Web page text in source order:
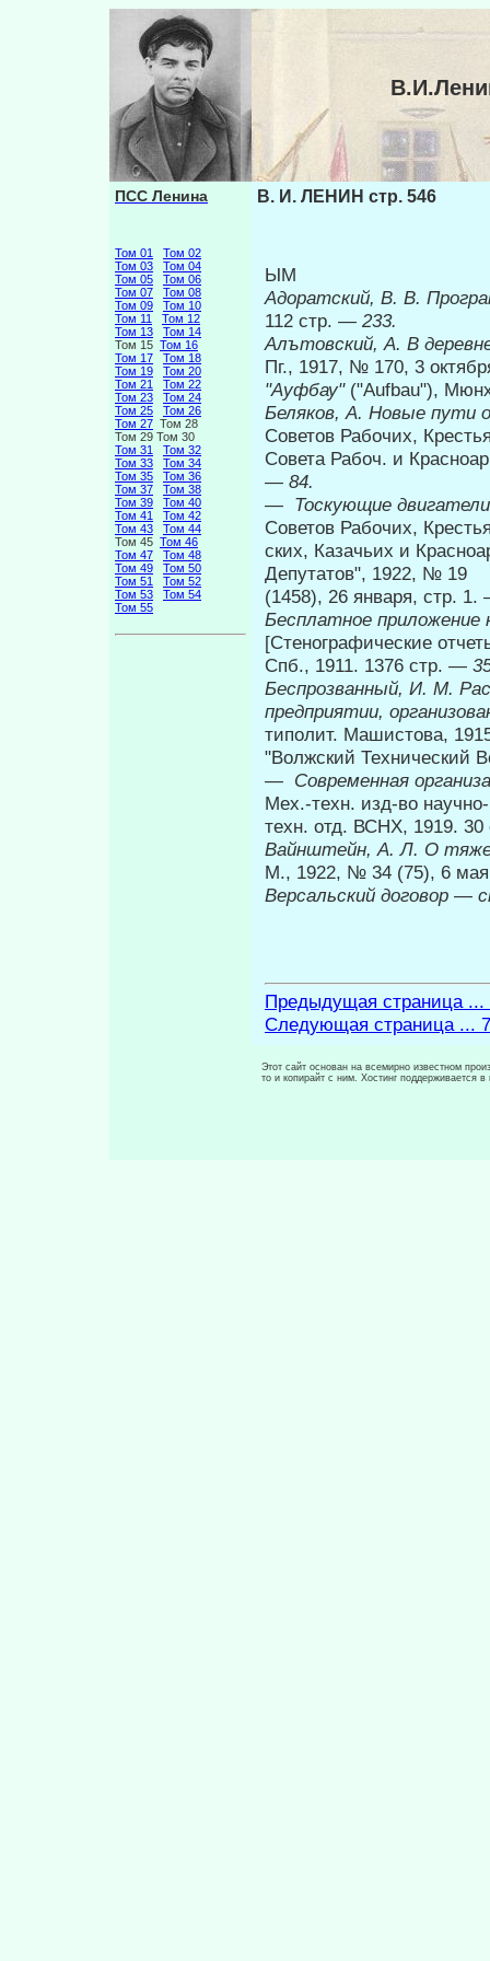
ПСС Ленина
Том 01
Том 02
Том 03
Том 04
Том 05
Том 06
Том 07
Том 08
Том 09
Том 10
Том 11
Том 12
Том 13
Том 14
Том 15 Том 16
Том 17
Том 18
Том 19
Том 20
Том 21
Том 22
Том 23
Том 24
Том 25
Том 26
Том 27 Том 28
Том 29 Том 30
Том 31
Том 32
Том 33
Том 34
Том 35
Том 36
Том 37
Том 38
Том 39
Том 40
Том 41
Том 42
Том 43
Том 44
Том 45 Том 46
Том 47
Том 48
Том 49
Том 50
Том 51
Том 52
Том 53
Том 54
Том 55
В. И. ЛЕНИН стр. 546
ЫМ
Адоратский, В. В.
112 стр. — 233.
Алътовский, А. В
Пг., 1917, № 170, 3
"Ауфбау" ("Aufbau"),
Беляков, А. Новые пути
Советов Рабочих,
Совета Рабоч. и
— 84.
— Тоскующие
Советов Рабочих,
ских, Казачьих и
Депутатов", 1922, № 19
(1458), 26 января, стр.
Бесплатное
[Стенографические
Спб., 1911. 1376 стр. —
Беспрозванный, И. М.
предприятии,
типолит. Машистова,
"Волжский Технический
— Современная
Мех.-техн. изд-во научно-
техн. отд. ВСНХ, 1919.
Вайнштейн, А. Л. О
М., 1922, № 34 (75), 6
Версальский договор —
Предыдущая страница ...
Следующая страница ...
Этот сайт основан на всемирно известном
то и копирайт с ним. Хостинг поддерживается